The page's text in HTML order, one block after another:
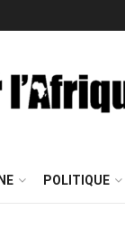
POLITIQUE